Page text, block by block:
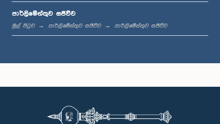
ප.ව. 12:05 - ප.ව. 12:13
ප.ව. 1:00 - ප.ව. 1:10
පාර්ලිමේන්තුව සජීවීව
මුල් පිටුව පාර්ලිමේන්තුව සජීවීව පාර්ලිමේන්තුව සජීවීව